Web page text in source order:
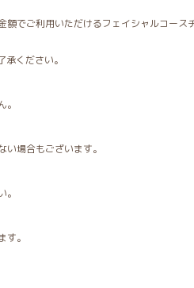
でご利用いただけるフェイシャルコース
ください。
場合もございます。
。